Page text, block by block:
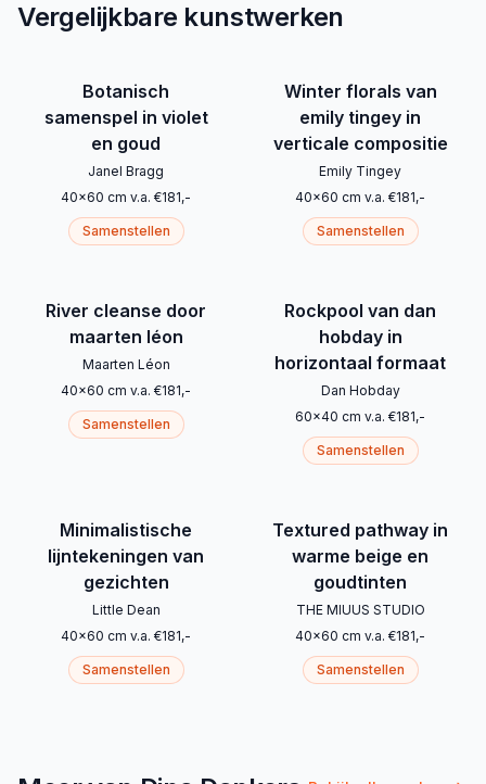
Vergelijkbare kunstwerken
Botanisch
samenspel in violet
en goud
Janel Bragg
40x60 cm v.a. €181,-
Samenstellen
Winter florals van
emily tingey in
verticale compositie
Emily Tingey
40x60 cm v.a. €181,-
Samenstellen
River cleanse door
maarten léon
Maarten Léon
40x60 cm v.a. €181,-
Samenstellen
Rockpool van dan
hobday in
horizontaal formaat
Dan Hobday
60x40 cm v.a. €181,-
Samenstellen
Minimalistische
lijntekeningen van
gezichten
Little Dean
40x60 cm v.a. €181,-
Samenstellen
Textured pathway in
warme beige en
goudtinten
THE MIUUS STUDIO
40x60 cm v.a. €181,-
Samenstellen